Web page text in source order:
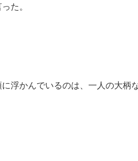
た。
浮かんでいるのは、一人の大柄